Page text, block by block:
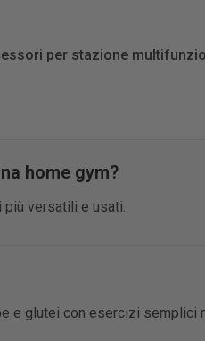
per stazione
home gym?
versatili e usati.
e glutei con esercizi semplici